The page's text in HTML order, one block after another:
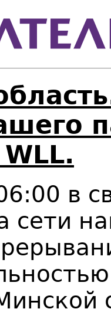
в
сети